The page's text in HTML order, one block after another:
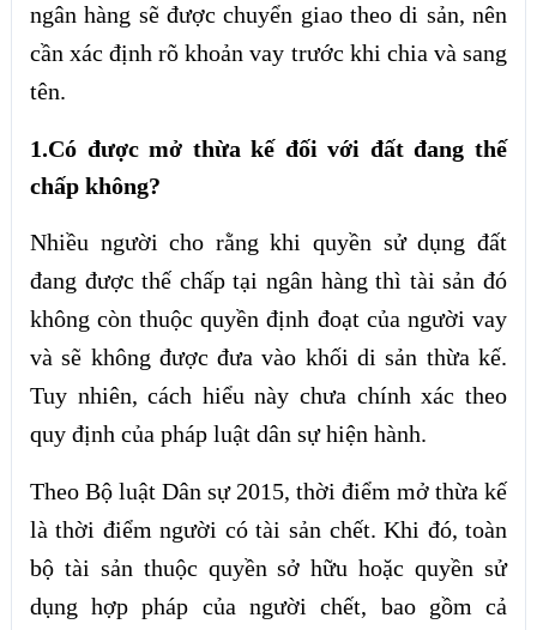
ngân hàng sẽ được chuyển giao theo di sản, nên
cần xác định rõ khoản vay trước khi chia và sang
tên.
1.Có được mở thừa kế đối với đất đang thế
chấp không?
Nhiều người cho rằng khi quyền sử dụng đất
đang được thế chấp tại ngân hàng thì tài sản đó
không còn thuộc quyền định đoạt của người vay
và sẽ không được đưa vào khối di sản thừa kế.
Tuy nhiên, cách hiểu này chưa chính xác theo
quy định của pháp luật dân sự hiện hành.
Theo Bộ luật Dân sự 2015, thời điểm mở thừa kế
là thời điểm người có tài sản chết. Khi đó, toàn
bộ tài sản thuộc quyền sở hữu hoặc quyền sử
dụng hợp pháp của người chết, bao gồm cả